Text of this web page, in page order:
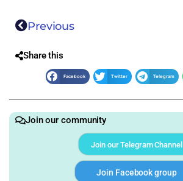
Previous
Share this
Facebook Twitter Telegram
Join our community
Join our Telegram Channel
Join Facebook group